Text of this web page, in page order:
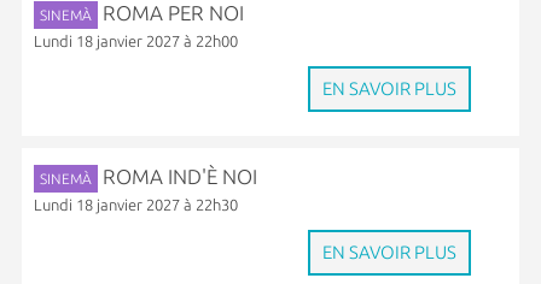
SINEMÀ ROMA PER NOI
Lundi 18 janvier 2027 à 22h00
EN SAVOIR PLUS
SINEMÀ ROMA IND'È NOI
Lundi 18 janvier 2027 à 22h30
EN SAVOIR PLUS